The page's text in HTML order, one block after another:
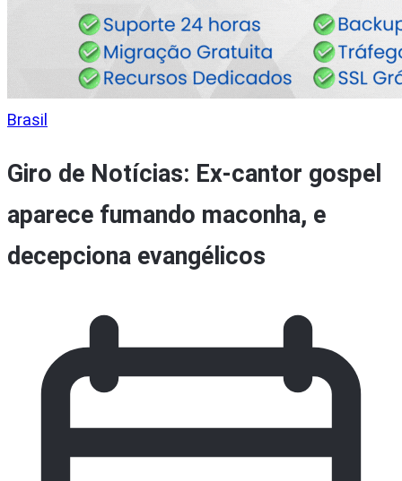
Brasil
Giro de Notícias: Ex-cantor gospel
aparece fumando maconha, e
decepciona evangélicos